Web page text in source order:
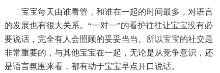
宝宝每天由谁看管，和谁在一起的时间最多，对语言
的发展也有很大关系。“一对一”的看护往往让宝宝没有必
要说话，完全有人会照顾的妥妥当当。所以宝宝的社交是
非常重要的，与其他宝宝在一起，无论是从竞争意识，还
是语言氛围来看，都有助于宝宝早点开口说话。